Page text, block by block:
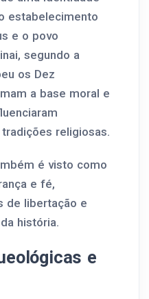
estabelecimento
e o povo
segundo a
os Dez
a base moral e
religiosas.
é visto como
e fé,
de libertação e
história.
e